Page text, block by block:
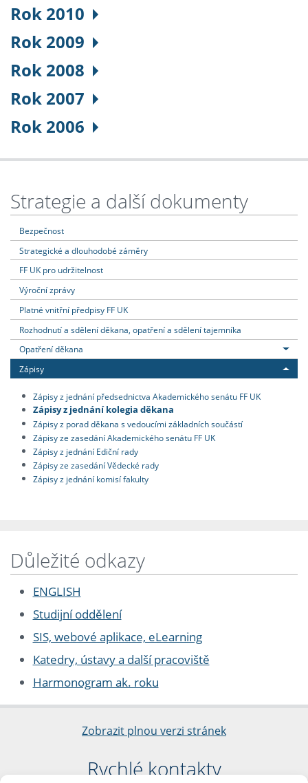
Rok 2010
Rok 2009
Rok 2008
Rok 2007
Rok 2006
Strategie a další dokumenty
Bezpečnost
Strategické a dlouhodobé záměry
FF UK pro udržitelnost
Výroční zprávy
Platné vnitřní předpisy FF UK
Rozhodnutí a sdělení děkana, opatření a sdělení tajemníka
Opatření děkana
Zápisy
Zápisy z jednání předsednictva Akademického senátu FF UK
Zápisy z jednání kolegia děkana
Zápisy z porad děkana s vedoucími základních součástí
Zápisy ze zasedání Akademického senátu FF UK
Zápisy z jednání Ediční rady
Zápisy ze zasedání Vědecké rady
Zápisy z jednání komisí fakulty
Důležité odkazy
ENGLISH
Studijní oddělení
SIS, webové aplikace, eLearning
Katedry, ústavy a další pracoviště
Harmonogram ak. roku
Zobrazit plnou verzi stránek
Rychlé kontakty